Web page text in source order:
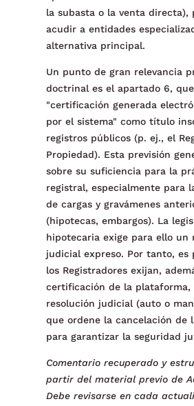
la subasta o la venta directa),
acudir a entidades
alternativa principal.
Un punto de gran relevancia
doctrinal es el apartado 6,
"certificación generada
por el sistema" como título
registros públicos (p. ej., el
Propiedad). Esta previsión
sobre su suficiencia para la
registral, especialmente para
de cargas y gravámenes
(hipotecas, embargos). La
hipotecaria exige para ello un
judicial expreso. Por tanto, es
los Registradores exijan,
certificación de la plataforma,
resolución judicial (auto o
que ordene la cancelación de
para garantizar la seguridad
Comentario recuperado y
partir del material previo de
Debe revisarse en cada